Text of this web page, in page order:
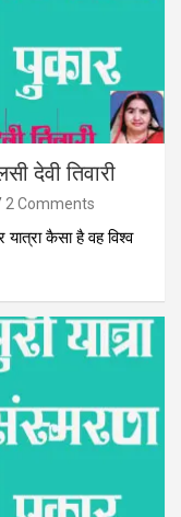
देवी तिवारी
2 Comments
यात्रा कैसा है वह विश्व